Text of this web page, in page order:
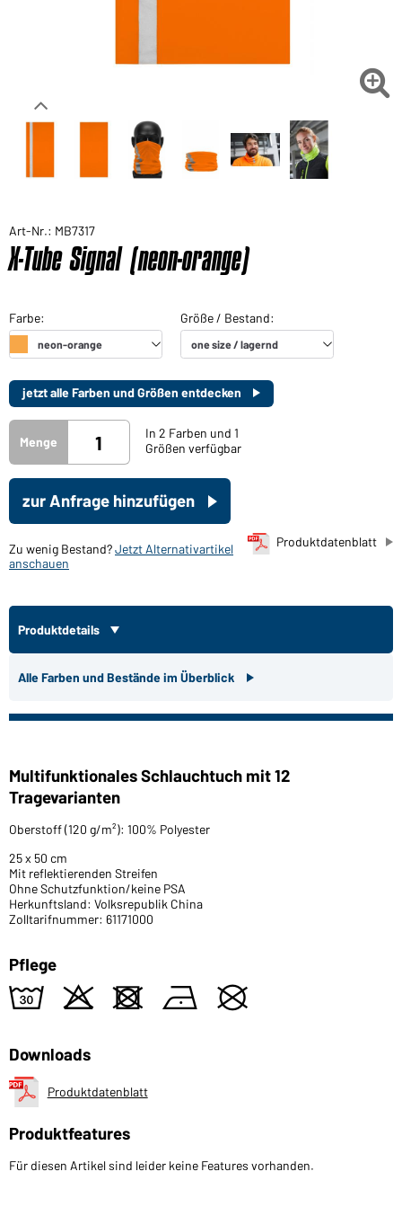

Art-Nr.: MB7317
X-Tube Signal (neon-orange)
jetzt alle Farben und Größen entdecken
Menge
In 2 Farben und 1
Größen verfügbar
zur Anfrage hinzufügen
Produktdatenblatt
Zu wenig Bestand?Jetzt Alternativartikel
anschauen
Produktdetails
Alle Farben und Bestände im Überblick
Multifunktionales Schlauchtuch mit 12
Tragevarianten
Oberstoff (120 g/m²): 100% Polyester
25 x 50 cm
Mit reflektierenden Streifen
Ohne Schutzfunktion/keine PSA
Herkunftsland: Volksrepublik China
Zolltarifnummer: 61171000
Pflege
w o d n U
Downloads
Produktdatenblatt
Produktfeatures
Für diesen Artikel sind leider keine Features vorhanden.